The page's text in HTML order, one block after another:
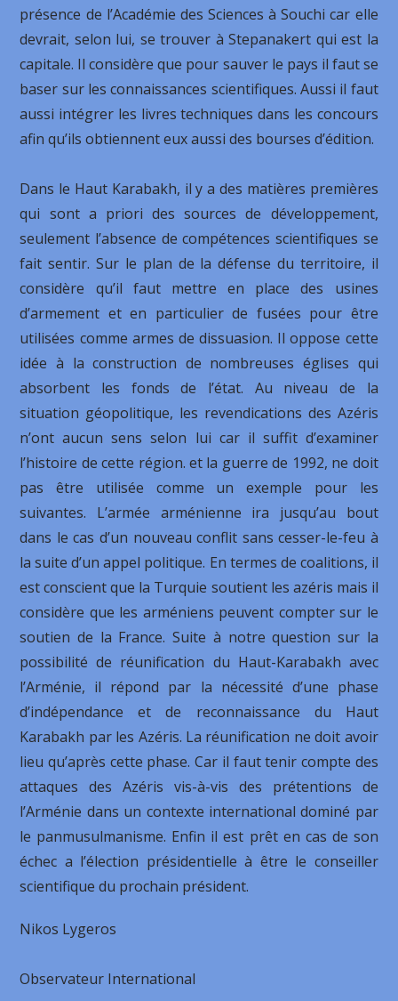
présence de l’Académie des Sciences à Souchi car elle
devrait, selon lui, se trouver à Stepanakert qui est la
capitale. Il considère que pour sauver le pays il faut se
baser sur les connaissances scientifiques. Aussi il faut
aussi intégrer les livres techniques dans les concours
afin qu’ils obtiennent eux aussi des bourses d’édition.
Dans le Haut Karabakh, il y a des matières premières
qui sont a priori des sources de développement,
seulement l’absence de compétences scientifiques se
fait sentir. Sur le plan de la défense du territoire, il
considère qu’il faut mettre en place des usines
d’armement et en particulier de fusées pour être
utilisées comme armes de dissuasion. Il oppose cette
idée à la construction de nombreuses églises qui
absorbent les fonds de l’état. Au niveau de la
situation géopolitique, les revendications des Azéris
n’ont aucun sens selon lui car il suffit d’examiner
l’histoire de cette région. et la guerre de 1992, ne doit
pas être utilisée comme un exemple pour les
suivantes. L’armée arménienne ira jusqu’au bout
dans le cas d’un nouveau conflit sans cesser-le-feu à
la suite d’un appel politique. En termes de coalitions, il
est conscient que la Turquie soutient les azéris mais il
considère que les arméniens peuvent compter sur le
soutien de la France. Suite à notre question sur la
possibilité de réunification du Haut-Karabakh avec
l’Arménie, il répond par la nécessité d’une phase
d’indépendance et de reconnaissance du Haut
Karabakh par les Azéris. La réunification ne doit avoir
lieu qu’après cette phase. Car il faut tenir compte des
attaques des Azéris vis-à-vis des prétentions de
l’Arménie dans un contexte international dominé par
le panmusulmanisme. Enfin il est prêt en cas de son
échec a l’élection présidentielle à être le conseiller
scientifique du prochain président.
Nikos Lygeros
Observateur International